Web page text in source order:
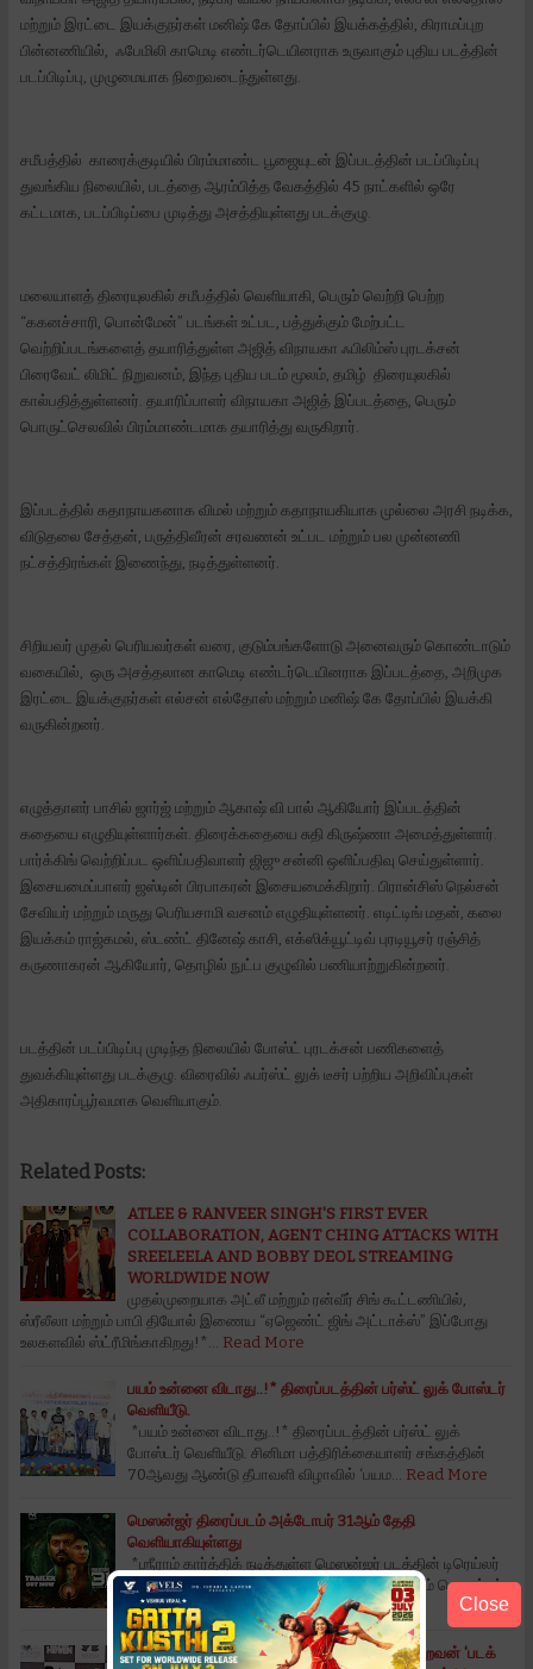
மற்றும் இரட்டை இயக்குநர்கள் மனிஷ் கே தோப்பில் இயக்கத்தில், கிராமப்புற
பின்னணியில், ஃபேமிலி காமெடி எண்டர்டெயினராக உருவாகும் புதிய படத்தின்
படப்பிடிப்பு, முழுமையாக நிறைவடைந்துள்ளது.
சமீபத்தில் காரைக்குடியில் பிரம்மாண்ட பூஜையுடன் இப்படத்தின் படப்பிடிப்பு
துவங்கிய நிலையில், படத்தை ஆரம்பித்த வேகத்தில் 45 நாட்களில் ஒரே
கட்டமாக, படப்பிடிப்பை முடித்து அசத்தியுள்ளது படக்குழு.
மலையாளத் திரையுலகில் சமீபத்தில் வெளியாகி, பெரும் வெற்றி பெற்ற
“ககனச்சாரி, பொன்மேன்” படங்கள் உட்பட, பத்துக்கும் மேற்பட்ட
வெற்றிப்படங்களைத் தயாரித்துள்ள அஜித் விநாயகா ஃபிலிம்ஸ் புரடக்சன்
பிரைவேட் லிமிட் நிறுவனம், இந்த புதிய படம் மூலம், தமிழ் திரையுலகில்
கால்பதித்துள்ளனர். தயாரிப்பாளர் விநாயகா அஜித் இப்படத்தை, பெரும்
பொருட்செலவில் பிரம்மாண்டமாக தயாரித்து வருகிறார்.
இப்படத்தில் கதாநாயகனாக விமல் மற்றும் கதாநாயகியாக முல்லை அரசி நடிக்க,
விடுதலை சேத்தன், பருத்திவீரன் சரவணன் உட்பட மற்றும் பல முன்னணி
நட்சத்திரங்கள் இணைந்து, நடித்துள்ளனர்.
சிறியவர் முதல் பெரியவர்கள் வரை, குடும்பங்களோடு அனைவரும் கொண்டாடும்
வகையில், ஒரு அசத்தலான காமெடி எண்டர்டெயினராக இப்படத்தை, அறிமுக
இரட்டை இயக்குநர்கள் எல்சன் எல்தோஸ் மற்றும் மனிஷ் கே தோப்பில் இயக்கி
வருகின்றனர்.
எழுத்தாளர் பாசில் ஜார்ஜ் மற்றும் ஆகாஷ் வி பால் ஆகியோர் இப்படத்தின்
கதையை எழுதியுள்ளார்கள். திரைக்கதையை சுதி கிருஷ்ணா அமைத்துள்ளார்.
பார்க்கிங் வெற்றிப்பட ஒளிப்பதிவாளர் ஜிஜு சன்னி ஒளிப்பதிவு செய்துள்ளார்.
இசையமைப்பாளர் ஜஸ்டின் பிரபாகரன் இசையமைக்கிறார். பிரான்சிஸ் நெல்சன்
சேவியர் மற்றும் மருது பெரியசாமி வசனம் எழுதியுள்ளனர். எடிட்டிங் மதன், கலை
இயக்கம் ராஜ்கமல், ஸ்டண்ட் தினேஷ் காசி, எக்ஸிக்யூட்டிவ் புரடியூசர் ரஞ்சித்
கருணாகரன் ஆகியோர், தொழில் நுட்ப குழுவில் பணியாற்றுகின்றனர்.
படத்தின் படப்பிடிப்பு முடிந்த நிலையில் போஸ்ட் புரடக்சன் பணிகளைத்
துவக்கியுள்ளது படக்குழு. விரைவில் ஃபர்ஸ்ட் லுக் டீசர் பற்றிய அறிவிப்புகள்
அதிகாரப்பூர்வமாக வெளியாகும்.
Related Posts:
ATLEE & RANVEER SINGH'S FIRST EVER
COLLABORATION, AGENT CHING ATTACKS WITH
SREELEELA AND BOBBY DEOL STREAMING
WORLDWIDE NOW
முதல்முறையாக அட்லீ மற்றும் ரன்வீர் சிங் கூட்டணியில்,
ஸ்ரீலீலா மற்றும் பாபி தியோல் இணைய “ஏஜெண்ட் ஜிங் அட்டாக்ஸ்” இப்போது
உலகளவில் ஸ்ட்ரீமிங்காகிறது!*…
Read More
பயம் உன்னை விடாது..!* திரைப்படத்தின் பர்ஸ்ட் லுக் போஸ்டர்
வெளியீடு.
*பயம் உன்னை விடாது..!* திரைப்படத்தின் பர்ஸ்ட் லுக்
போஸ்டர் வெளியீடு. சினிமா பத்திரிக்கையாளர் சங்கத்தின்
70ஆவது ஆண்டு தீபாவளி விழாவில் ‘பயம…
Read More
மெஸன்ஜர் திரைப்படம் அக்டோபர் 31ஆம் தேதி
வெளியாகியுள்ளது
*ஶ்ரீராம் கார்த்திக் நடித்துள்ள மெஸன்ஜர் படத்தின் டிரெய்லர்
வெளியீடு* *அக்டோபர் 31ஆம் தேதி வெளியாகும் மெஸன்ஜர்
திரைப்படம்*பி.வி.கே ஃபிலிம் … Read More
உழைப்புக்கு ஏற்ற பலன் கிடைக்கும் : 'தி டார்க் ஹெவன் 'படக்
Close